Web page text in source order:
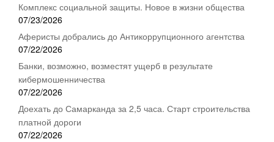
Комплекс социальной защиты. Новое в жизни общества
07/23/2026
Аферисты добрались до Антикоррупционного агентства
07/22/2026
Банки, возможно, возместят ущерб в результате
кибермошенничества
07/22/2026
Доехать до Самарканда за 2,5 часа. Старт строительства
платной дороги
07/22/2026